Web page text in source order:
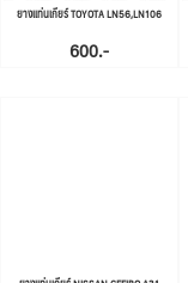
ยางแท่นเกียร์ TOYOTA LN56,LN106
600.-